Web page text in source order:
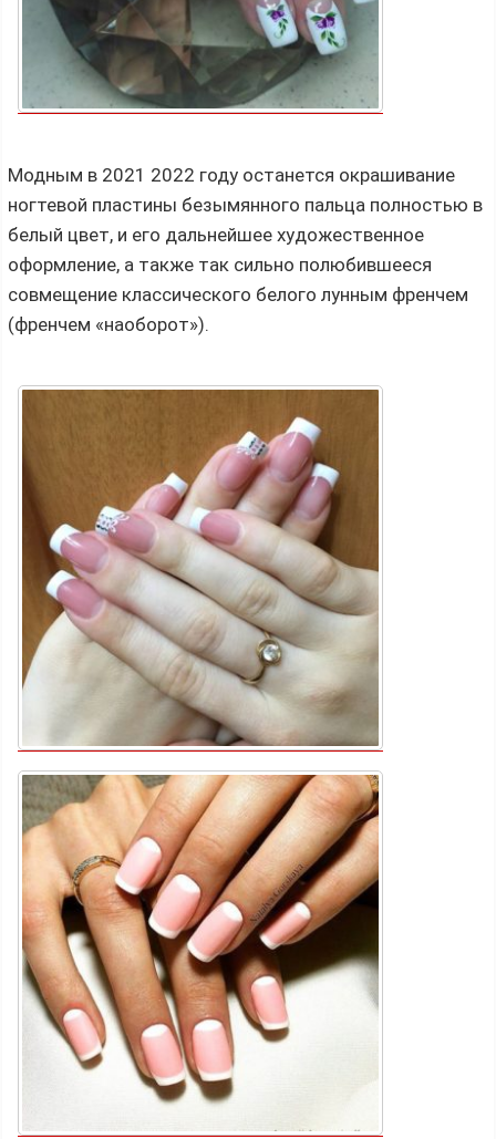
Модным в 2021 2022 году останется окрашивание
ногтевой пластины безымянного пальца полностью в
белый цвет, и его дальнейшее художественное
оформление, а также так сильно полюбившееся
совмещение классического белого лунным френчем
(френчем «наоборот»).